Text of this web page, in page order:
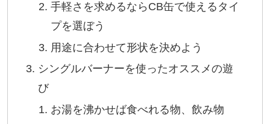
手軽さを求めるならCB缶で使えるタイ
プを選ぼう
用途に合わせて形状を決めよう
シングルバーナーを使ったオススメの遊
び
お湯を沸かせば食べれる物、飲み物